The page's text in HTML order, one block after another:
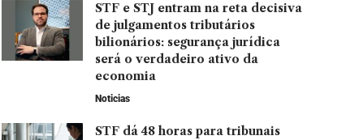
STF e STJ entram na reta decisiva
de julgamentos tributários
bilionários: segurança jurídica
será o verdadeiro ativo da
economia
Noticias
STF dá 48 horas para tribunais